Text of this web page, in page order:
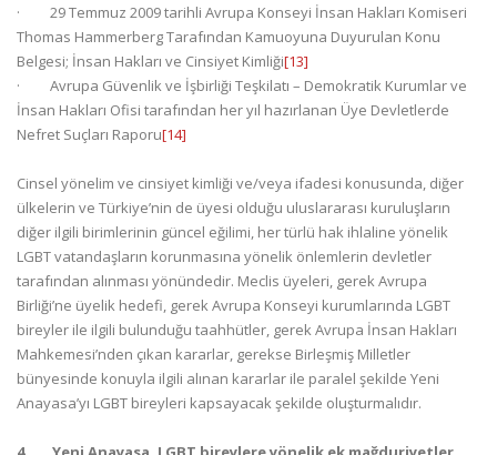
· 29 Temmuz 2009 tarihli Avrupa Konseyi İnsan Hakları Komiseri
Thomas Hammerberg Tarafından Kamuoyuna Duyurulan Konu
Belgesi; İnsan Hakları ve Cinsiyet Kimliği[13]
· Avrupa Güvenlik ve İşbirliği Teşkilatı – Demokratik Kurumlar ve
İnsan Hakları Ofisi tarafından her yıl hazırlanan Üye Devletlerde
Nefret Suçları Raporu[14]
Cinsel yönelim ve cinsiyet kimliği ve/veya ifadesi konusunda, diğer
ülkelerin ve Türkiye’nin de üyesi olduğu uluslararası kuruluşların
diğer ilgili birimlerinin güncel eğilimi, her türlü hak ihlaline yönelik
LGBT vatandaşların korunmasına yönelik önlemlerin devletler
tarafından alınması yönündedir. Meclis üyeleri, gerek Avrupa
Birliği’ne üyelik hedefi, gerek Avrupa Konseyi kurumlarında LGBT
bireyler ile ilgili bulunduğu taahhütler, gerek Avrupa İnsan Hakları
Mahkemesi’nden çıkan kararlar, gerekse Birleşmiş Milletler
bünyesinde konuyla ilgili alınan kararlar ile paralel şekilde Yeni
Anayasa’yı LGBT bireyleri kapsayacak şekilde oluşturmalıdır.